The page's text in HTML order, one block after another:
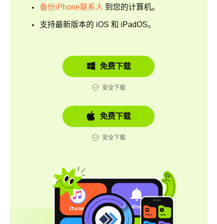
备份iPhone联系人 到您的计算机。
支持最新版本的 iOS 和 iPadOS。
免费下载
安全下载
免费下载
安全下载